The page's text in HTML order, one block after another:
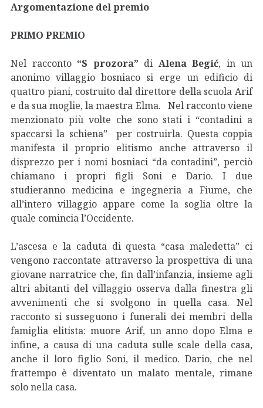
Argomentazione del premio
PRIMO PREMIO
Nel racconto “S prozora” di Alena Begić, in un
anonimo villaggio bosniaco si erge un edificio di
quattro piani, costruito dal direttore della scuola Arif
e da sua moglie, la maestra Elma. Nel racconto viene
menzionato più volte che sono stati i “contadini a
spaccarsi la schiena” per costruirla. Questa coppia
manifesta il proprio elitismo anche attraverso il
disprezzo per i nomi bosniaci “da contadini”, perciò
chiamano i propri figli Soni e Dario. I due
studieranno medicina e ingegneria a Fiume, che
all’intero villaggio appare come la soglia oltre la
quale comincia l’Occidente.
L’ascesa e la caduta di questa “casa maledetta” ci
vengono raccontate attraverso la prospettiva di una
giovane narratrice che, fin dall’infanzia, insieme agli
altri abitanti del villaggio osserva dalla finestra gli
avvenimenti che si svolgono in quella casa. Nel
racconto si susseguono i funerali dei membri della
famiglia elitista: muore Arif, un anno dopo Elma e
infine, a causa di una caduta sulle scale della casa,
anche il loro figlio Soni, il medico. Dario, che nel
frattempo è diventato un malato mentale, rimane
solo nella casa.